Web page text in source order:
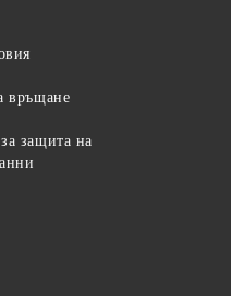
връщане
защита на